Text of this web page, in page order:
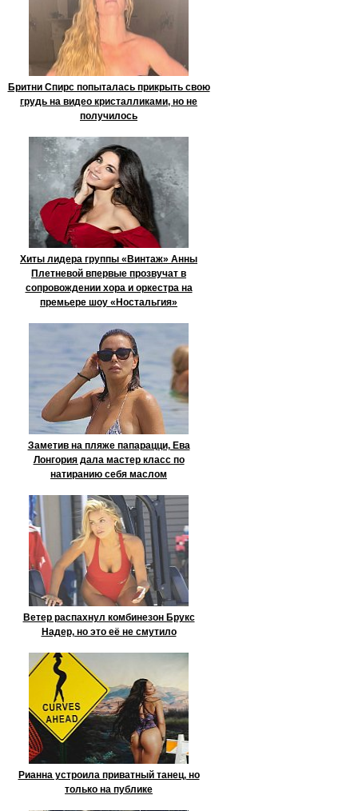
Бритни Спирс попыталась прикрыть свою
грудь на видео кристалликами, но не
получилось
Хиты лидера группы «Винтаж» Анны
Плетневой впервые прозвучат в
сопровождении хора и оркестра на
премьере шоу «Ностальгия»
Заметив на пляже папарацци, Ева
Лонгория дала мастер класс по
натиранию себя маслом
Ветер распахнул комбинезон Брукс
Надер, но это её не смутило
Рианна устроила приватный танец, но
только на публике